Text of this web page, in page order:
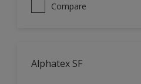
Compare
Alphatex SF